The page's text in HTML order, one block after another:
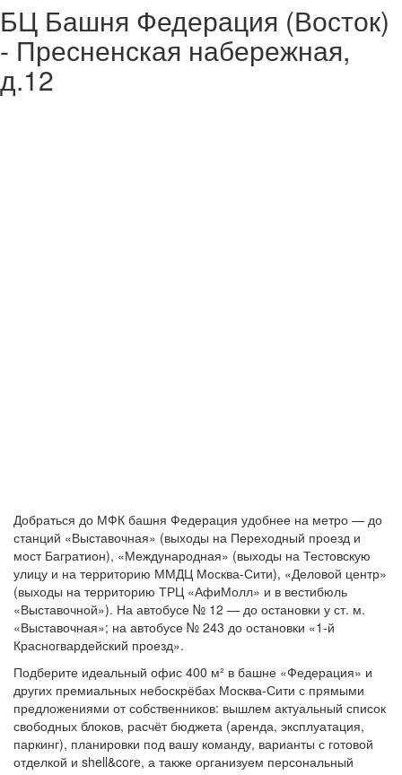
БЦ Башня Федерация (Восток)
- Пресненская набережная,
д.12
Добраться до МФК башня Федерация удобнее на метро — до
станций «Выставочная» (выходы на Переходный проезд и
мост Багратион), «Международная» (выходы на Тестовскую
улицу и на территорию ММДЦ Москва-Сити), «Деловой центр»
(выходы на территорию ТРЦ «АфиМолл» и в вестибюль
«Выставочной»). На автобусе № 12 — до остановки у ст. м.
«Выставочная»; на автобусе № 243 до остановки «1-й
Красногвардейский проезд».
Подберите идеальный офис 400 м² в башне «Федерация» и
других премиальных небоскрёбах Москва-Сити с прямыми
предложениями от собственников: вышлем актуальный список
свободных блоков, расчёт бюджета (аренда, эксплуатация,
паркинг), планировки под вашу команду, варианты с готовой
отделкой и shell&core, а также организуем персональный